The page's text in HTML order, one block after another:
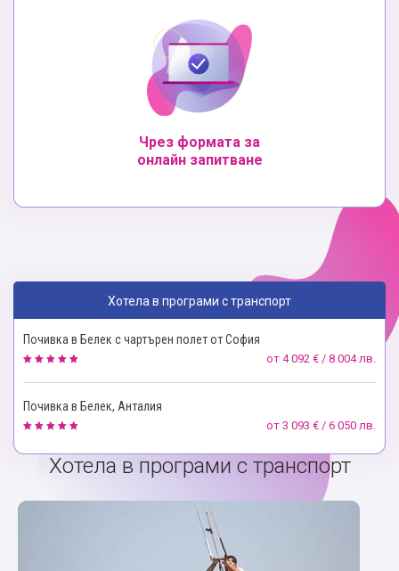
Чрез формата за
онлайн запитване
Хотела в програми с транспорт
Почивка в Белек с чартърен полет от София
от 4 092 € / 8 004 лв.
Почивка в Белек, Анталия
от 3 093 € / 6 050 лв.
Хотела в програми с транспорт